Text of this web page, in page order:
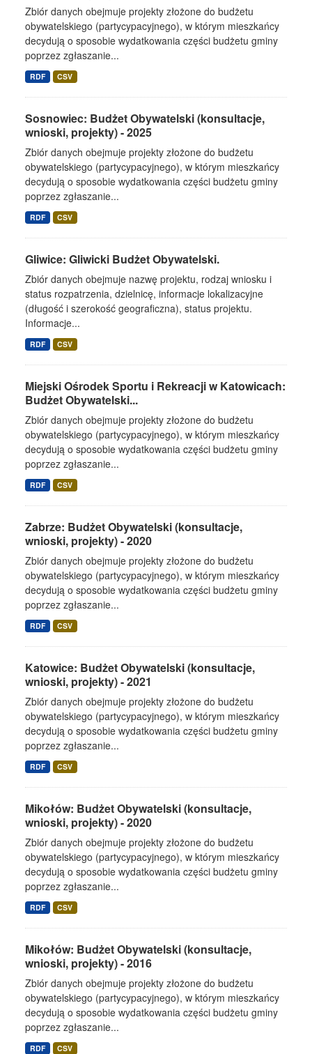
Zbiór danych obejmuje projekty złożone do budżetu
obywatelskiego (partycypacyjnego), w którym mieszkańcy
decydują o sposobie wydatkowania części budżetu gminy
poprzez zgłaszanie...
RDF CSV
Sosnowiec: Budżet Obywatelski (konsultacje,
wnioski, projekty) - 2025
Zbiór danych obejmuje projekty złożone do budżetu
obywatelskiego (partycypacyjnego), w którym mieszkańcy
decydują o sposobie wydatkowania części budżetu gminy
poprzez zgłaszanie...
RDF CSV
Gliwice: Gliwicki Budżet Obywatelski.
Zbiór danych obejmuje nazwę projektu, rodzaj wniosku i
status rozpatrzenia, dzielnicę, informacje lokalizacyjne
(długość i szerokość geograficzna), status projektu.
Informacje...
RDF CSV
Miejski Ośrodek Sportu i Rekreacji w Katowicach:
Budżet Obywatelski...
Zbiór danych obejmuje projekty złożone do budżetu
obywatelskiego (partycypacyjnego), w którym mieszkańcy
decydują o sposobie wydatkowania części budżetu gminy
poprzez zgłaszanie...
RDF CSV
Zabrze: Budżet Obywatelski (konsultacje,
wnioski, projekty) - 2020
Zbiór danych obejmuje projekty złożone do budżetu
obywatelskiego (partycypacyjnego), w którym mieszkańcy
decydują o sposobie wydatkowania części budżetu gminy
poprzez zgłaszanie...
RDF CSV
Katowice: Budżet Obywatelski (konsultacje,
wnioski, projekty) - 2021
Zbiór danych obejmuje projekty złożone do budżetu
obywatelskiego (partycypacyjnego), w którym mieszkańcy
decydują o sposobie wydatkowania części budżetu gminy
poprzez zgłaszanie...
RDF CSV
Mikołów: Budżet Obywatelski (konsultacje,
wnioski, projekty) - 2020
Zbiór danych obejmuje projekty złożone do budżetu
obywatelskiego (partycypacyjnego), w którym mieszkańcy
decydują o sposobie wydatkowania części budżetu gminy
poprzez zgłaszanie...
RDF CSV
Mikołów: Budżet Obywatelski (konsultacje,
wnioski, projekty) - 2016
Zbiór danych obejmuje projekty złożone do budżetu
obywatelskiego (partycypacyjnego), w którym mieszkańcy
decydują o sposobie wydatkowania części budżetu gminy
poprzez zgłaszanie...
RDF CSV